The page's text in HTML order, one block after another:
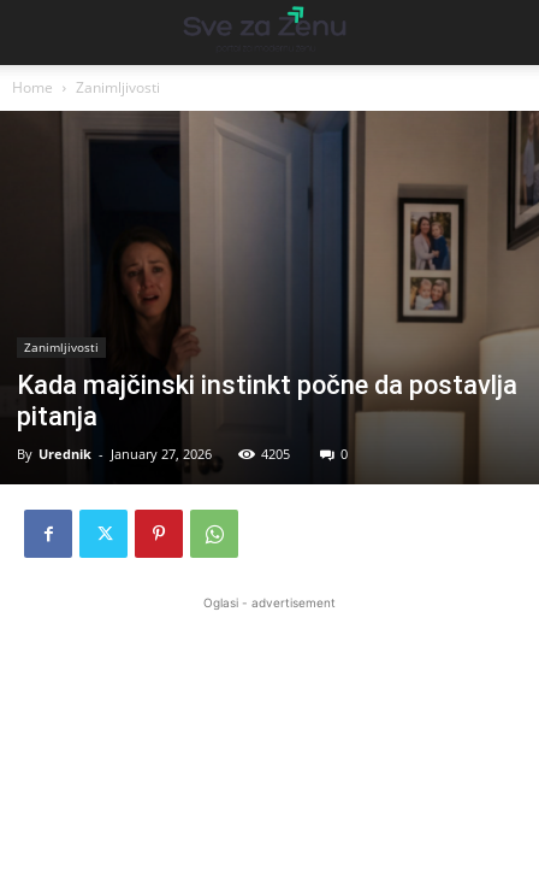
Home Zanimljivosti
Zanimljivosti
Kada majčinski instinkt počne da postavlja
pitanja
By Urednik - January 27, 2026 4205 0
Oglasi - advertisement